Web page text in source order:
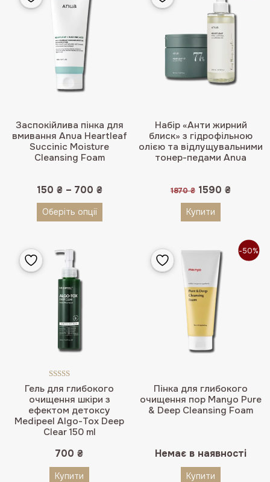
Заспокійлива пінка для
вмивання Anua Heartleaf
Succinic Moisture
Cleansing Foam
150 ₴– 700 ₴
Оберіть опції
Набір «Анти жирний
блиск» з гідрофільною
олією та відлущувальними
тонер-педами Anua
1870₴ Оригінальна
1870 ₴.
1590 ₴
Купити
Гель для глибокого
очищення шкіри з
ефектом детоксу
Medipeel Algo-Tox Deep
Clear 150 ml
Оцінено в
5.00з 5
700 ₴
Купити
-50%
Пінка для глибокого
очищення пор Manyo Pure
& Deep Cleansing Foam
Немає в наявності
Купити